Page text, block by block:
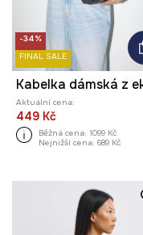
-34%
FINAL SALE
Aktuální cena:
449 Kč
Běžná cena: 1099 Kč
Nejnižší cena: 689 Kč